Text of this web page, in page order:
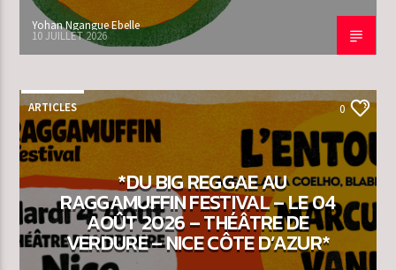
Yohan Ngangue Ebelle
10 JUILLET 2026
ARTICLES 0
*DU BIG REGGAE AU
RAGGAMUFFIN FESTIVAL – LE 04
AOÛT 2026 – THÉÂTRE DE
VERDURE – NICE CÔTE D’AZUR*